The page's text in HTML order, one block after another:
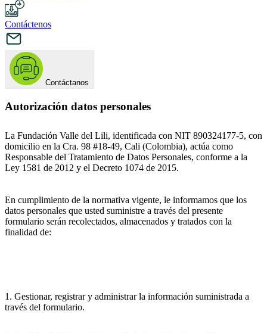
Contáctenos
Contáctanos
Autorización datos personales
La Fundación Valle del Lili, identificada con NIT 890324177-5, con
domicilio en la Cra. 98 #18-49, Cali (Colombia), actúa como
Responsable del Tratamiento de Datos Personales, conforme a la
Ley 1581 de 2012 y el Decreto 1074 de 2015.
En cumplimiento de la normativa vigente, le informamos que los
datos personales que usted suministre a través del presente
formulario serán recolectados, almacenados y tratados con la
finalidad de:
1. Gestionar, registrar y administrar la información suministrada a
través del formulario.